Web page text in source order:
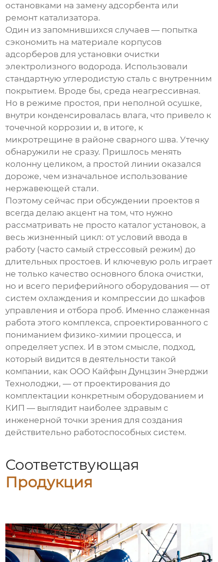
остановками на замену адсорбента или
ремонт катализатора.
Один из запомнившихся случаев — попытка
сэкономить на материале корпусов
адсорберов для установки очистки
электролизного водорода. Использовали
стандартную углеродистую сталь с внутренним
покрытием. Вроде бы, среда неагрессивная.
Но в режиме простоя, при неполной осушке,
внутри конденсировалась влага, что привело к
точечной коррозии и, в итоге, к
микротрещине в районе сварного шва. Утечку
обнаружили не сразу. Пришлось менять
колонну целиком, а простой линии оказался
дороже, чем изначальное использование
нержавеющей стали.
Поэтому сейчас при обсуждении проектов я
всегда делаю акцент на том, что нужно
рассматривать не просто каталог установок, а
весь жизненный цикл: от условий ввода в
работу (часто самый стрессовый режим) до
длительных простоев. И ключевую роль играет
не только качество основного блока очистки,
но и всего периферийного оборудования — от
систем охлаждения и компрессии до шкафов
управления и отбора проб. Именно слаженная
работа этого комплекса, спроектированного с
пониманием физико-химии процесса, и
определяет успех. И в этом смысле, подход,
который видится в деятельности такой
компании, как ООО Кайфын Дунцзин Энерджи
Технолоджи, — от проектирования до
комплектации конкретным оборудованием и
КИП — выглядит наиболее здравым с
инженерной точки зрения для создания
действительно работоспособных систем.
Соответствующая
Продукция